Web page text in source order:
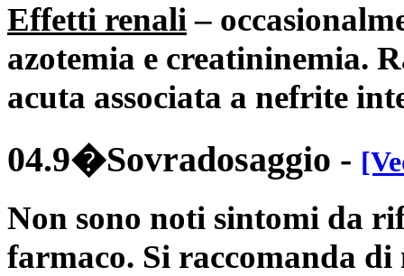
Effetti renali–
azotemia e creatininemia.
acuta associata a nefrite
04.9�Sovradosaggio -
Non sono noti sintomi da
farmaco. Si raccomanda di